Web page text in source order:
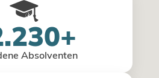
Absolventen